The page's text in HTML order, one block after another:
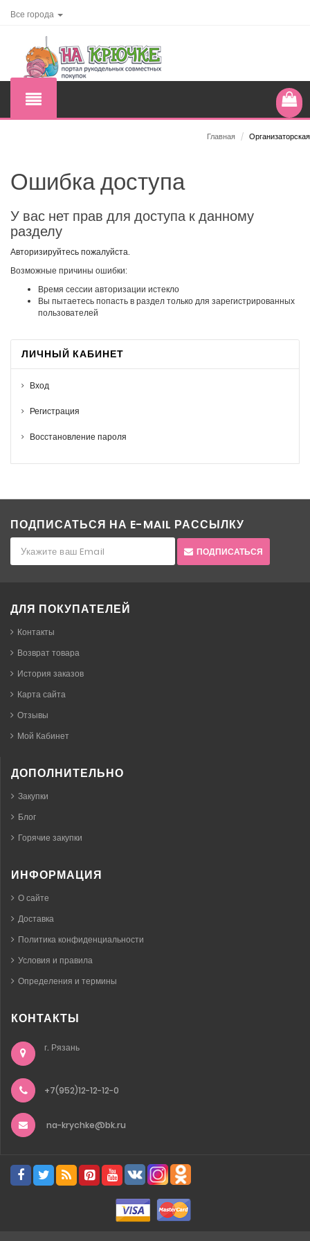
Все города
Главная / Организаторская
Ошибка доступа
У вас нет прав для доступа к данному
разделу
Авторизируйтесь пожалуйста.
Возможные причины ошибки:
Время сессии авторизации истекло
Вы пытаетесь попасть в раздел только для зарегистрированных
пользователей
ЛИЧНЫЙ КАБИНЕТ
Вход
Регистрация
Восстановление пароля
ПОДПИСАТЬСЯ НА E-MAIL РАССЫЛКУ
ПОДПИСАТЬСЯ
ДЛЯ ПОКУПАТЕЛЕЙ
Контакты
Возврат товара
История заказов
Карта сайта
Отзывы
Мой Кабинет
ДОПОЛНИТЕЛЬНО
Закупки
Блог
Горячие закупки
ИНФОРМАЦИЯ
О сайте
Доставка
Политика конфиденциальности
Условия и правила
Определения и термины
КОНТАКТЫ
г. Рязань
+7(952)12-12-12-0
na-krychke@bk.ru